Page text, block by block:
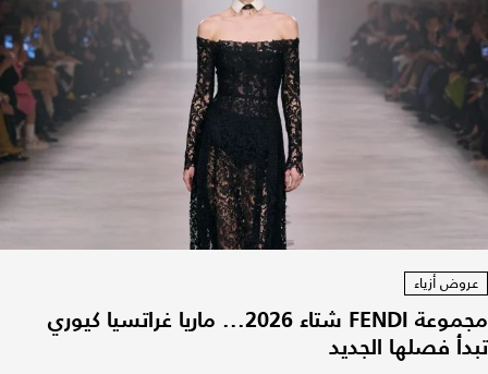
عروض أزياء
مجموعة FENDI شتاء 2026... ماريا غراتسيا كيوري
تبدأ فصلها الجديد